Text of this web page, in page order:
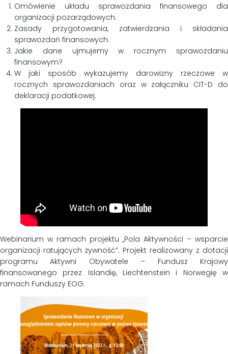
Omówienie układu sprawozdania finansowego dla
organizacji pozarządowych.
Zasady przygotowania, zatwierdzania i składania
sprawozdań finansowych.
Jakie dane ujmujemy w rocznym sprawozdaniu
finansowym?
W jaki sposób wykazujemy darowizny rzeczowe w
rocznych sprawozdaniach oraz w załączniku CIT-D do
deklaracji podatkowej.
Webinarium w ramach projektu „Pola Aktywności – wsparcie
organizacji ratujących żywność”. Projekt realizowany z dotacji
programu Aktywni Obywatele – Fundusz Krajowy
finansowanego przez Islandię, Liechtenstein i Norwegię w
ramach Funduszy EOG.